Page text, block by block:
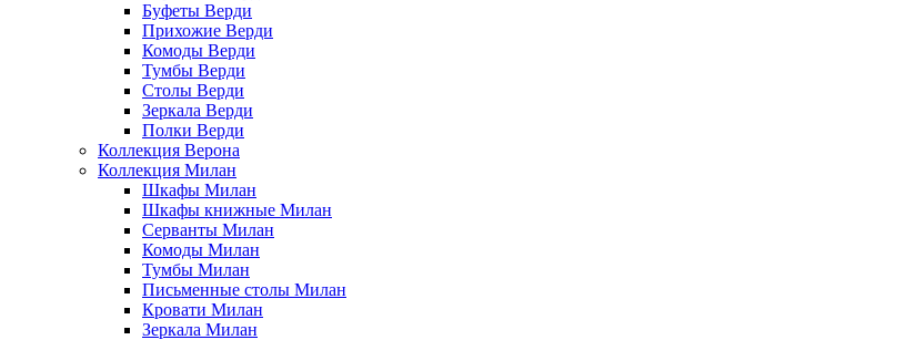
Буфеты Верди
Прихожие Верди
Комоды Верди
Тумбы Верди
Столы Верди
Зеркала Верди
Полки Верди
Коллекция Верона
Коллекция Милан
Шкафы Милан
Шкафы книжные Милан
Серванты Милан
Комоды Милан
Тумбы Милан
Письменные столы Милан
Кровати Милан
Зеркала Милан